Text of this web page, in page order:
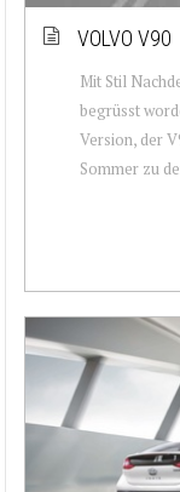
VOLVO V90
Mit Stil
begrüsst
Version, der
Sommer zu